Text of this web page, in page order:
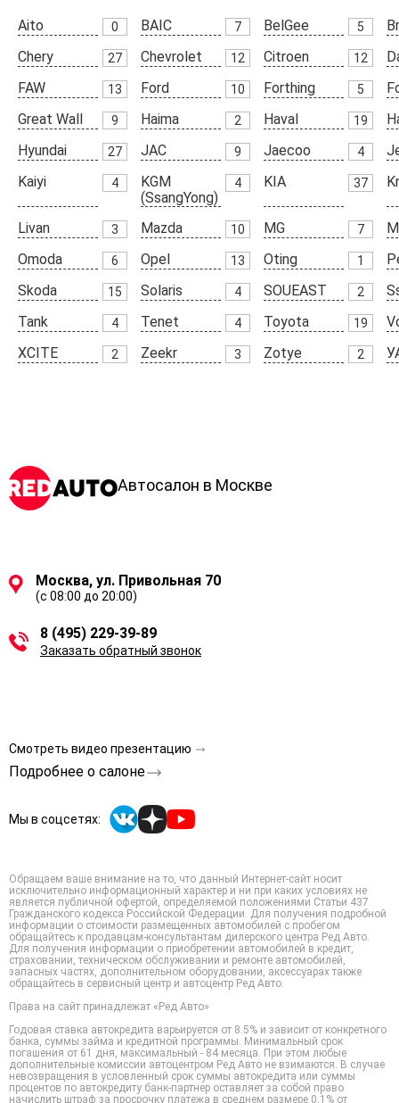
Aito 0 BAIC 7 BelGee 5
Chery
27 Chevrolet 12 Citroen 12
FAW
13 Ford 10 Forthing 5
Great Wall
9 Haima 2 Haval 19
Hyundai
27 JAC 9 Jaecoo 4
Kaiyi
4
KGM
(SsangYong)
4 KIA 37
Livan 3 Mazda 10 MG 7
Omoda
6 Opel 13 Oting 1
Skoda
15 Solaris 4 SOUEAST 2
Tank
4 Tenet 4 Toyota 19
XCITE
2 Zeekr 3 Zotye 2
Автосалон в Москве
Москва, ул. Привольная 70
(с 08:00 до 20:00)
8 (495) 229-39-89
Заказать обратный звонок
Смотреть видео презентацию
Подробнее о салоне
Мы в соцсетях:
Обращаем ваше внимание на то, что данный Интернет-сайт носит
исключительно информационный характер и ни при каких условиях не
является публичной офертой, определяемой положениями Статьи 437
Гражданского кодекса Российской Федерации. Для получения подробной
информации о стоимости размещенных автомобилей с пробегом
обращайтесь к продавцам-консультантам дилерского центра Ред Авто.
Для получения информации о приобретении автомобилей в кредит,
страховании, техническом обслуживании и ремонте автомобилей,
запасных частях, дополнительном оборудовании, аксессуарах также
обращайтесь в сервисный центр и автоцентр Ред Авто.
Права на сайт принадлежат «Ред Авто»
Годовая ставка автокредита варьируется от 8.5% и зависит от конкретного
банка, суммы займа и кредитной программы. Минимальный срок
погашения от 61 дня, максимальный - 84 месяца. При этом любые
дополнительные комиссии автоцентром Ред Авто не взимаются. В случае
невозвращения в условленный срок суммы автокредита или суммы
процентов по автокредиту банк-партнер оставляет за собой право
начислить штраф за просрочку платежа в среднем размере 0,1% от